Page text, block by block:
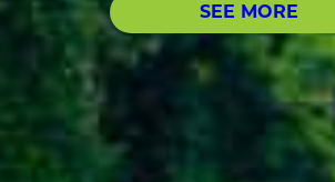
SEE MORE